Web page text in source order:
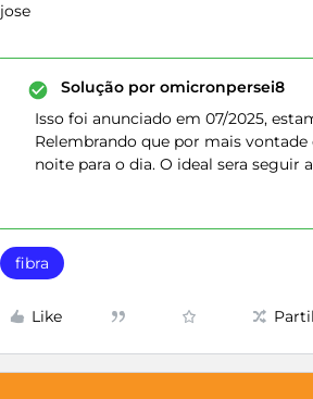
jose
Solução por omicronpersei8
Isso foi anunciado em 07/2025,
Relembrando que por mais vontade
noite para o dia. O ideal sera seguir
fibra
Like